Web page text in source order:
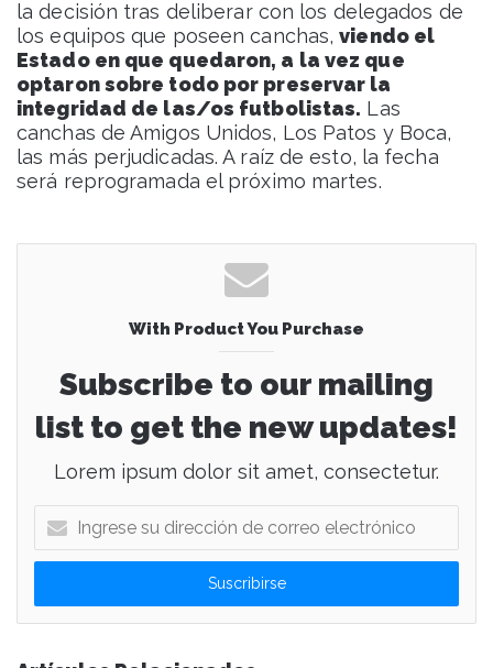
la decisión tras deliberar con los delegados de
los equipos que poseen canchas,viendo el
Estado en que quedaron, a la vez que
optaron sobre todo por preservar la
integridad de las/os futbolistas. Las
canchas de Amigos Unidos, Los Patos y Boca,
las más perjudicadas. A raíz de esto, la fecha
será reprogramada el próximo martes.
With Product You Purchase
Subscribe to our mailing
list to get the new updates!
Lorem ipsum dolor sit amet, consectetur.
g
e